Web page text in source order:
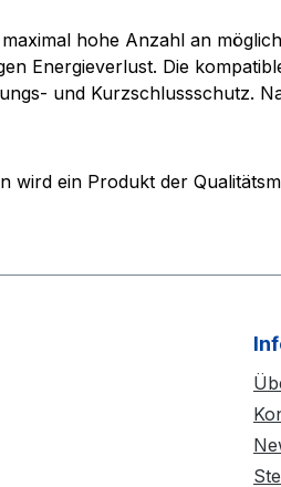
hohe Anzahl an
Energieverlust. Die
und Kurzschlussschutz.
wird ein Produkt der